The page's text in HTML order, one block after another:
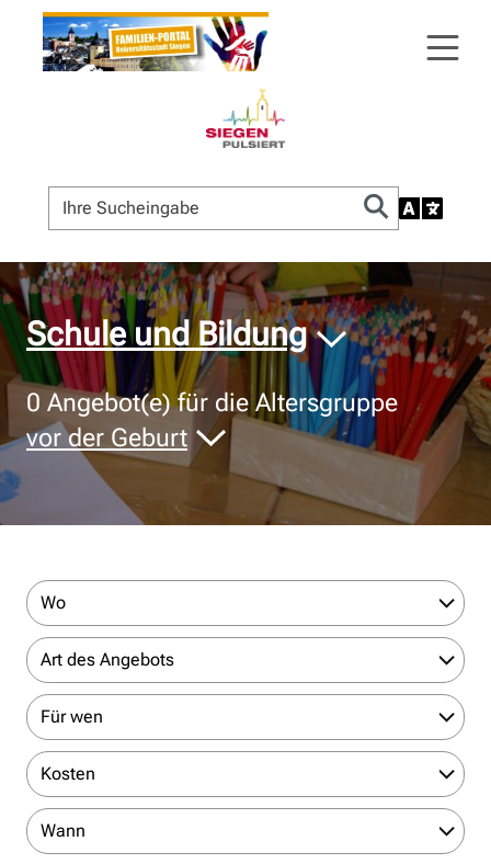
© Bildnachweis
Schule und Bildung
0 Angebot(e) für die Altersgruppe
vor der Geburt
Wo
Art des Angebots
Für wen
Kosten
Wann